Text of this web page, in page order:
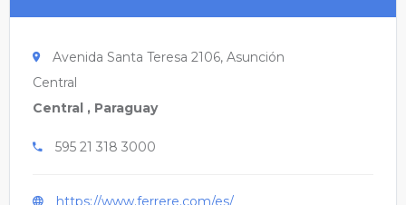
Avenida Santa Teresa 2106, Asunción
Central
Central , Paraguay
595 21 318 3000
https://www.ferrere.com/es/